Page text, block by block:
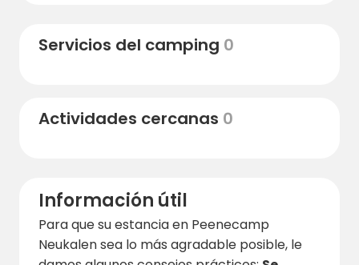
entretenimiento para jóvenes y mayores.
alrededores: Haga una excursión en bicicleta
Kummerowes ideal para navegar, remar y
nadar. Los excursionistas pueden explorar
las onduladas colinas y bosques de la Suiza
de Mecklemburgo y disfrutar de la rica flora
Servicios del camping 0
Actividades cercanas 0
Información útil
Para que su estancia en Peenecamp
Neukalen sea lo más agradable posible, le